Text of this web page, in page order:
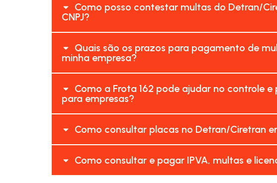
Como posso contestar multas do Detran/
CNPJ?
Quais são os prazos para pagamento de
minha empresa?
Como a Frota 162 pode ajudar no controle
para empresas?
Como consultar placas no Detran/Ciretran
Como consultar e pagar IPVA, multas e